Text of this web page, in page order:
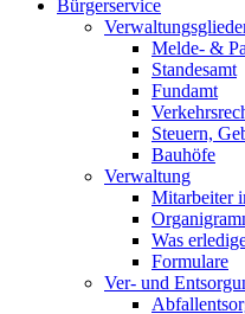
Bürgerservice
Melde- &
Standesamt
Fundamt
Steuern,
Bauhöfe
Verwaltung
Mitarbeiter
Was
Formulare
Ver- und